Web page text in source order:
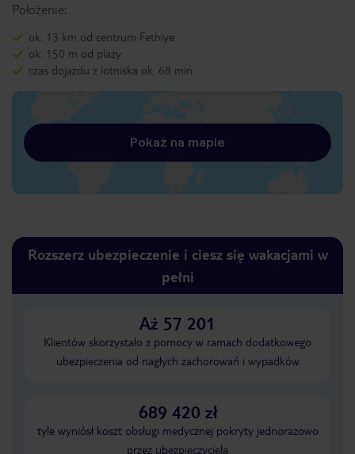
Położenie:
ok. 13 km od centrum Fethiye
ok. 150 m od plaży
czas dojazdu z lotniska ok. 68 min
Pokaż na mapie
Rozszerz ubezpieczenie i ciesz się wakacjami w
pełni
Aż 57 201
Klientów skorzystało z pomocy w ramach dodatkowego
ubezpieczenia od nagłych zachorowań i wypadków
689 420 zł
tyle wyniósł koszt obsługi medycznej pokryty jednorazowo
przez ubezpieczyciela